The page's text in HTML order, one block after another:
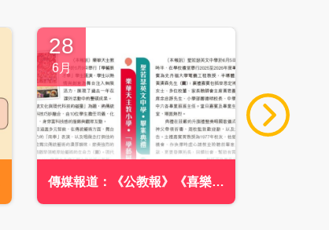
28
6月
傳媒報道：《公教報》《喜樂少
年》喜樂幼小 - 小學動態